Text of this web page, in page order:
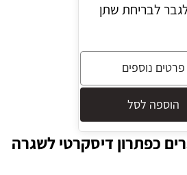
לבריחת שתן
פרטים נוספים
הוספה לסל
כפתרון דיסקרטי לשגרה